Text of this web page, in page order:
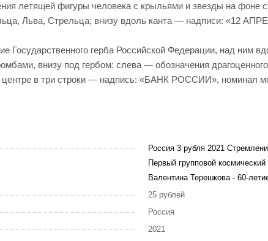
летящей фигуры человека с крыльями и звезды на фоне
Льва, Стрельца; внизу вдоль канта — надписи: «12
Государственного герба Российской Федерации, над
внизу под гербом: слева — обозначения
центре в три строки — надпись: «БАНК РОССИИ», номинал
Россия 3 рубля 2021
Первый групповой космический
Валентина Терешкова - 60-
25 рублей
Россия
2021